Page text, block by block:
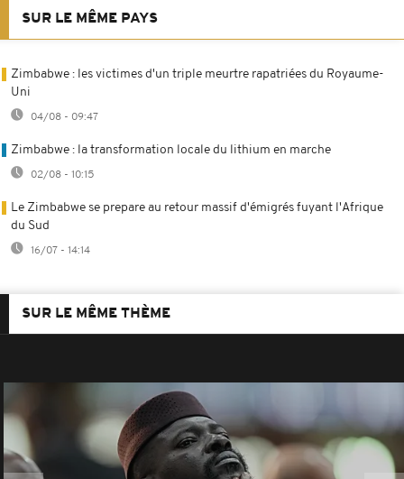
SUR LE MÊME PAYS
Zimbabwe : les victimes d'un triple meurtre rapatriées du Royaume-
Uni
04/08 - 09:47
Zimbabwe : la transformation locale du lithium en marche
02/08 - 10:15
Le Zimbabwe se prepare au retour massif d'émigrés fuyant l'Afrique
du Sud
16/07 - 14:14
SUR LE MÊME THÈME